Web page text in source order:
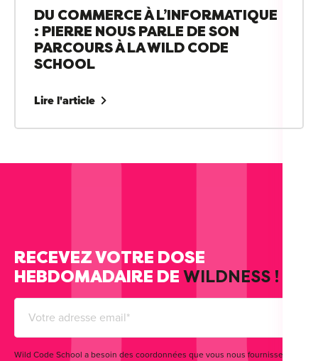
DU COMMERCE À L’INFORMATIQUE
: PIERRE NOUS PARLE DE SON
PARCOURS À LA WILD CODE
SCHOOL
Lire l'article
RECEVEZ VOTRE DOSE
HEBDOMADAIRE DE WILDNESS !
Wild Code School a besoin des coordonnées que vous nous fournissez